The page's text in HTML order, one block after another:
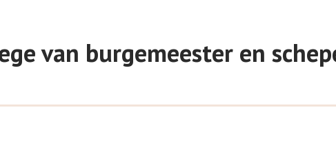
van burgemeester en